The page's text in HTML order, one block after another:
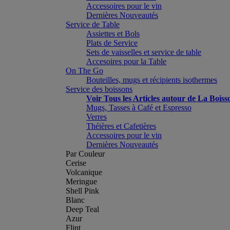
Accessoires pour le vin
Dernières Nouveautés
Service de Table
Assiettes et Bols
Plats de Service
Sets de vaisselles et service de table
Accesoires pour la Table
On The Go
Bouteilles, mugs et récipients isothermes
Service des boissons
Voir Tous les Articles autour de La
Mugs, Tasses à Café et Espresso
Verres
Théières et Cafetières
Accessoires pour le vin
Dernières Nouveautés
Par Couleur
Cerise
Volcanique
Meringue
Shell Pink
Blanc
Deep Teal
Azur
Flint